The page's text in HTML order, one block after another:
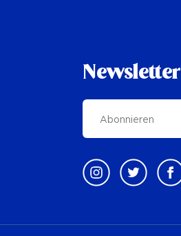
Newsletter